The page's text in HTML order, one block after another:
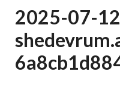
2025-07-